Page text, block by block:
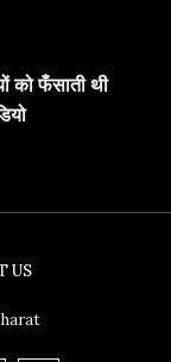
को फँसाती थी
US